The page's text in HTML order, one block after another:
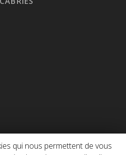
qui nous permettent de vous